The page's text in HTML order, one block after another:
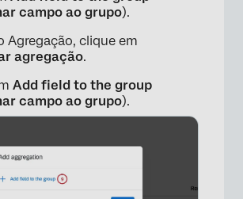
campo ao grupo).
Agregação, clique em
agregação.
Add field to the group
campo ao grupo).